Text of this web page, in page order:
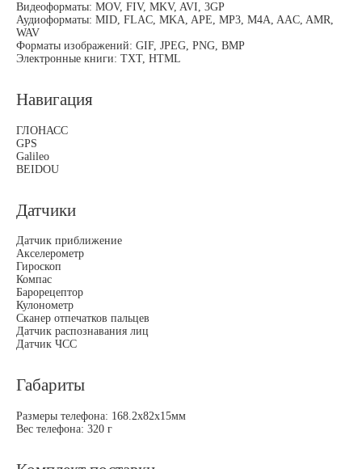
Видеоформаты: MOV, FIV, MKV, AVI, 3GP
Аудиоформаты: MID, FLAC, MKA, APE, MP3, M4A, AAC, AMR,
WAV
Форматы изображений: GIF, JPEG, PNG, BMP
Электронные книги: TXT, HTML
Навигация
ГЛОНАСС
GPS
Galileo
BEIDOU
Датчики
Датчик приближение
Акселерометр
Гироскоп
Компас
Барорецептор
Кулонометр
Сканер отпечатков пальцев
Датчик распознавания лиц
Датчик ЧСС
Габариты
Размеры телефона: 168.2х82х15мм
Вес телефона: 320 г